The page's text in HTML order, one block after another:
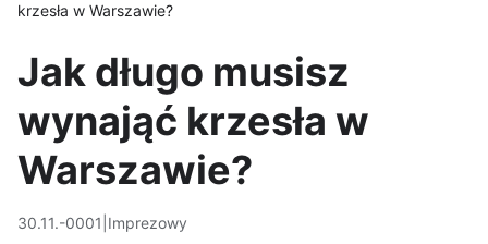
krzesła w Warszawie?
Jak długo musisz
wynająć krzesła w
Warszawie?
30.11.-0001 Imprezowy